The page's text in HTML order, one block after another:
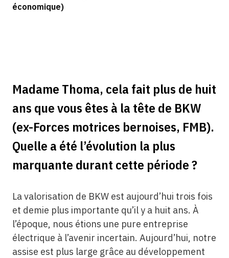
économique)
Madame Thoma, cela fait plus de huit
ans que vous êtes à la tête de BKW
(ex-Forces motrices bernoises, FMB).
Quelle a été l’évolution la plus
marquante durant cette période ?
La valorisation de BKW est aujourd’hui trois fois
et demie plus importante qu’il y a huit ans. À
l’époque, nous étions une pure entreprise
électrique à l’avenir incertain. Aujourd’hui, notre
assise est plus large grâce au développement